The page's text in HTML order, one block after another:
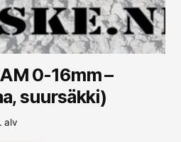
0-16mm –
suursäkki)
alv